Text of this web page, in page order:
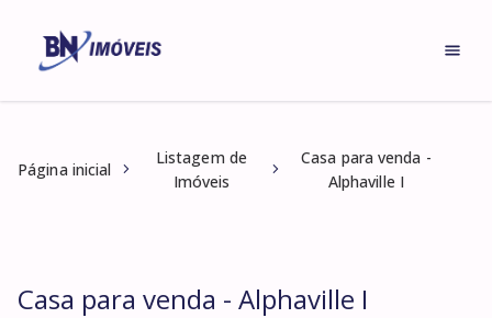
Página inicial
Listagem de
Imóveis
Casa para venda -
Alphaville I
Casa para venda - Alphaville I